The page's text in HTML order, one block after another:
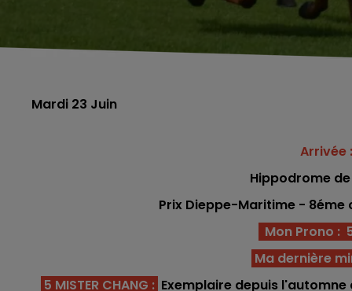
Mardi 23 Juin
Arrivée
Hippodrome
Prix Dieppe-Maritime - 8éme
Mon Prono :
Ma dernière
5 MISTER CHANG : Exemplaire depuis